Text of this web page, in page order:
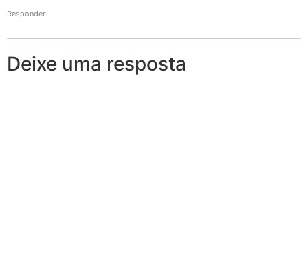
Responder
Deixe uma resposta